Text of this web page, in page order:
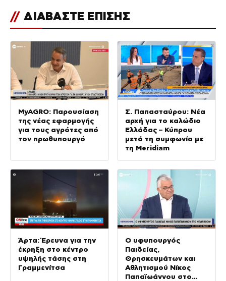
// ΔΙΑΒΑΣΤΕ ΕΠΙΣΗΣ
MyAGRO: Παρουσίαση
της νέας εφαρμογής
για τους αγρότες από
τον πρωθυπουργό
Σ. Παπασταύρου: Νέα
αρχή για το καλώδιο
Ελλάδας – Κύπρου
μετά τη συμφωνία με
τη Meridiam
Άρτα: Έρευνα για την
έκρηξη στο κέντρο
υψηλής τάσης στη
Γραμμενίτσα
Ο υφυπουργός
Παιδείας,
Θρησκευμάτων και
Αθλητισμού Νίκος
Παπαϊωάννου στο